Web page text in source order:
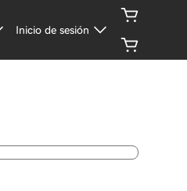
Inicio de sesión